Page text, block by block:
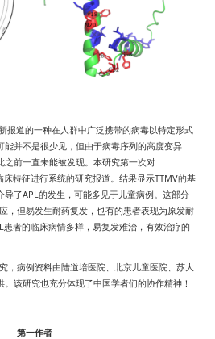
报道的一种在人群中广泛携带的病毒以特定形式
能并不是很少见，但由于病毒序列的高度变异
之前一直未能被发现。本研究第一次对
床特征进行系统的研究报道。结果显示TTMV的基
导了APL 的发生，可能多见于儿童病例。这部分
，但易发生耐药复发，也有的患者表现为原发耐
患者的临床病情多样，易复发难治，有效治疗的
，病例资料由陆道培医院、北京儿童医院、苏大
该研究也充分体现了中国学者们的协作精神！
第一作者